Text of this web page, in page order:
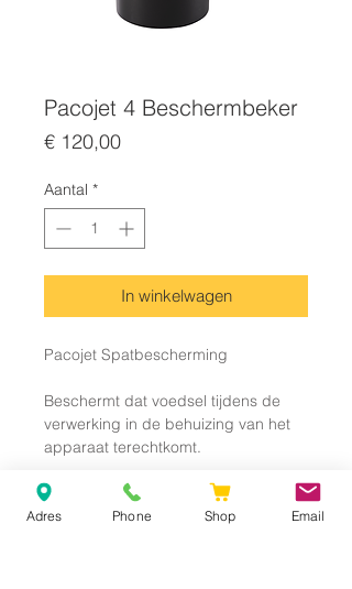
Pacojet 4 Beschermbeker
€ 120,00Prijs
Aantal *
In winkelwagen
Pacojet Spatbescherming
Beschermt dat voedsel tijdens de
verwerking in de behuizing van het
apparaat terechtkomt.
Nieuw
Adres Phone Shop Email